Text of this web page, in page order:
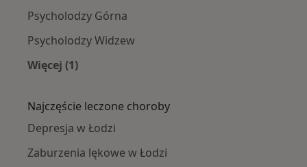
Psycholodzy Górna
Psycholodzy Widzew
Więcej (1)
Najczęście leczone choroby
Depresja w Łodzi
Zaburzenia lękowe w Łodzi